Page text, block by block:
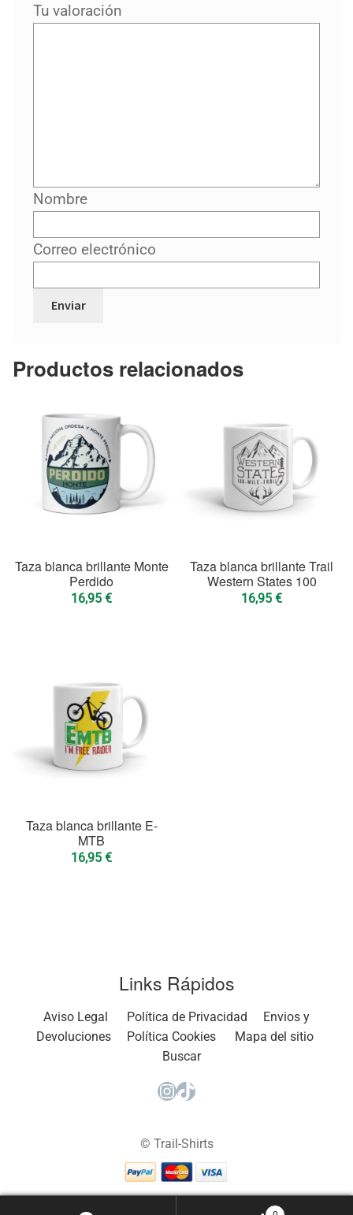
Tu valoración
Nombre
Correo electrónico
Productos relacionados
Taza blanca brillante Monte
Perdido
16,95 €
Taza blanca brillante Trail
Western States 100
16,95 €
Taza blanca brillante E-
MTB
16,95 €
Links Rápidos
Aviso Legal Política de Privacidad
Envios y
Devoluciones
Política Cookies
Mapa del sitio
Buscar
Instagram
TikTok
© Trail-Shirts